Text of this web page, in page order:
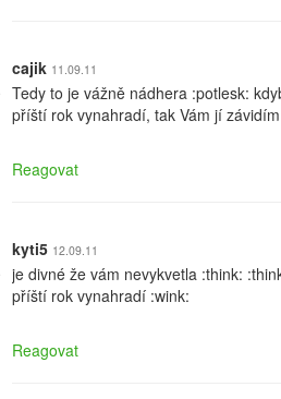
cajik 11.09.11
Tedy to je vážně nádhera :potlesk:
příští rok vynahradí, tak Vám jí
Reagovat
kyti5 12.09.11
je divné že vám nevykvetla :think:
příští rok vynahradí :wink:
Reagovat